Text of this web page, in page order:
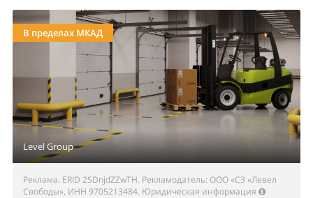
Level Group
В пределах МКАД
Реклама. ERID 2SDnjdZZwTH. Рекламодатель: ООО «СЗ «Левел
Свободы», ИНН 9705213484. Юридическая информация